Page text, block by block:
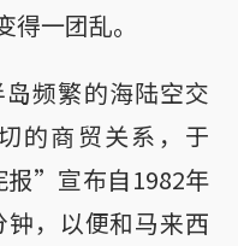
一团乱。
频繁的海陆空交
的商贸关系，于
报”宣布自1982年
，以便和马来西